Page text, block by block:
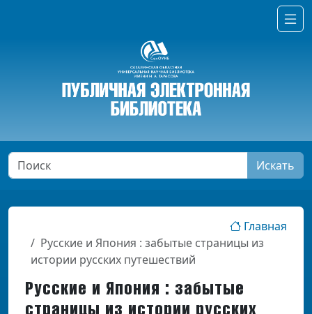
Искать
Главная
Русские и Япония : забытые страницы из
истории русских путешествий
Русские и Япония : забытые
страницы из истории русских